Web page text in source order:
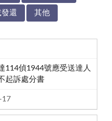
還 其他
114偵1944號應受送達人
起訴處分書
17